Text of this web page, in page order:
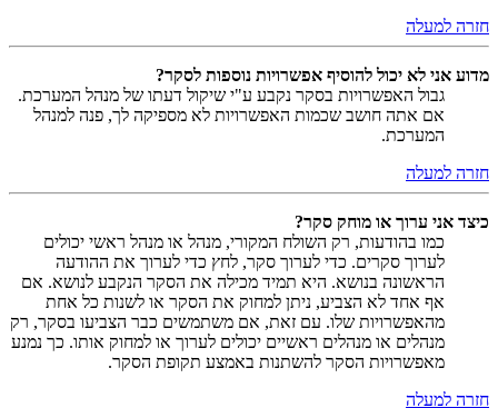
חזרה למעלה
מדוע אני לא יכול להוסיף אפשרויות נוספות לסקר?
גבול האפשרויות בסקר נקבע ע"י שיקול דעתו של מנהל המערכת.
אם אתה חושב שכמות האפשרויות לא מספיקה לך, פנה למנהל
המערכת.
חזרה למעלה
כיצד אני ערוך או מוחק סקר?
כמו בהודעות, רק השולח המקורי, מנהל או מנהל ראשי יכולים
לערוך סקרים. כדי לערוך סקר, לחץ כדי לערוך את ההודעה
הראשונה בנושא. היא תמיד מכילה את הסקר הנקבע לנושא. אם
אף אחד לא הצביע, ניתן למחוק את הסקר או לשנות כל אחת
מהאפשרויות שלו. עם זאת, אם משתמשים כבר הצביעו בסקר, רק
מנהלים או מנהלים ראשיים יכולים לערוך או למחוק אותו. כך נמנע
מאפשרויות הסקר להשתנות באמצע תקופת הסקר.
חזרה למעלה